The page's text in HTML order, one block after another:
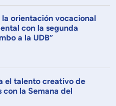
la orientación vocacional
con la segunda
a la UDB”
el talento creativo de
con la Semana del